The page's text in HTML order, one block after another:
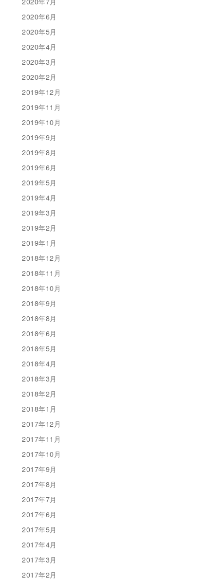
2020年6月
2020年5月
2020年4月
2020年3月
2020年2月
2019年12月
2019年11月
2019年10月
2019年9月
2019年8月
2019年6月
2019年5月
2019年4月
2019年3月
2019年2月
2019年1月
2018年12月
2018年11月
2018年10月
2018年9月
2018年8月
2018年6月
2018年5月
2018年4月
2018年3月
2018年2月
2018年1月
2017年12月
2017年11月
2017年10月
2017年9月
2017年8月
2017年7月
2017年6月
2017年5月
2017年4月
2017年3月
2017年2月